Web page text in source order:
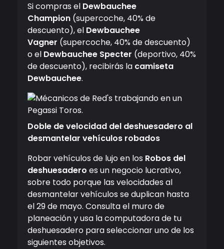
Si compras el Dewbauchee
Champion (supercoche, 40% de
descuento), el Dewbauchee
Vagner (supercoche, 40% de descuento)
o el Dewbauchee Specter (deportivo, 40%
de descuento), recibirás la camiseta
Dewbauchee.
Doble de velocidad del deshuesadero al
desmantelar vehículos robados
Robar vehículos de lujo en los Robos del
deshuesadero es un negocio lucrativo,
sobre todo porque las velocidades al
desmantelar vehículos se duplican hasta
el 29 de mayo. Consulta el muro de
planeación y usa la computadora de tu
deshuesadero para seleccionar uno de los
siguientes objetivos.